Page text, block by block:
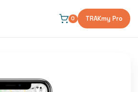
0 TRAKmy Pro